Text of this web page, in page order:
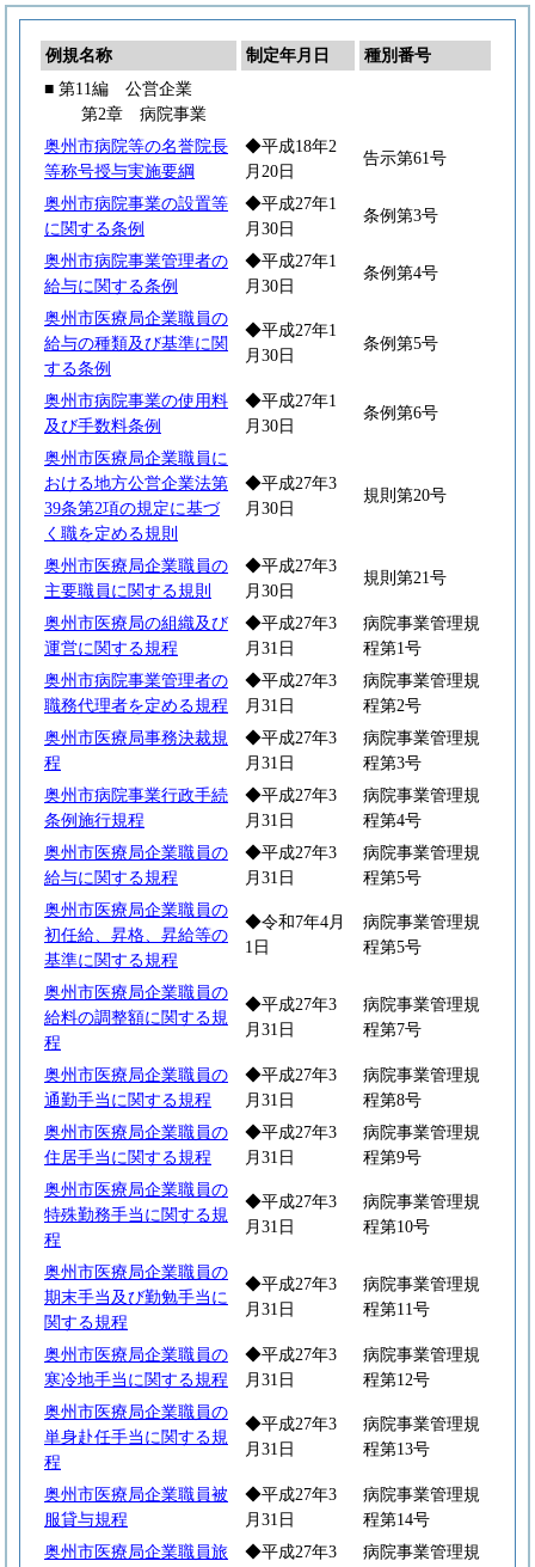
例規名称 制定年月日
種別番号
■ 第11編 公営企業
第2章 病院事業
奥州市病院等の名誉院長
等称号授与実施要綱
◆平成18年2
月20日
告示第61号
奥州市病院事業の設置等
に関する条例
◆平成27年1
月30日
条例第3号
奥州市病院事業管理者の
給与に関する条例
◆平成27年1
月30日
条例第4号
奥州市医療局企業職員の
給与の種類及び基準に関
する条例
◆平成27年1
月30日
条例第5号
奥州市病院事業の使用料
及び手数料条例
◆平成27年1
月30日
条例第6号
奥州市医療局企業職員に
おける地方公営企業法第
39条第2項の規定に基づ
く職を定める規則
◆平成27年3
月30日
規則第20号
奥州市医療局企業職員の
主要職員に関する規則
◆平成27年3
月30日
規則第21号
奥州市医療局の組織及び
運営に関する規程
◆平成27年3
月31日
病院事業管理規
程第1号
奥州市病院事業管理者の
職務代理者を定める規程
◆平成27年3
月31日
病院事業管理規
程第2号
奥州市医療局事務決裁規
程
◆平成27年3
月31日
病院事業管理規
程第3号
奥州市病院事業行政手続
条例施行規程
◆平成27年3
月31日
病院事業管理規
程第4号
奥州市医療局企業職員の
給与に関する規程
◆平成27年3
月31日
病院事業管理規
程第5号
奥州市医療局企業職員の
初任給、昇格、昇給等の
基準に関する規程
◆令和7年4月
1日
病院事業管理規
程第5号
奥州市医療局企業職員の
給料の調整額に関する規
程
◆平成27年3
月31日
病院事業管理規
程第7号
奥州市医療局企業職員の
通勤手当に関する規程
◆平成27年3
月31日
病院事業管理規
程第8号
奥州市医療局企業職員の
住居手当に関する規程
◆平成27年3
月31日
病院事業管理規
程第9号
奥州市医療局企業職員の
特殊勤務手当に関する規
程
◆平成27年3
月31日
病院事業管理規
程第10号
奥州市医療局企業職員の
期末手当及び勤勉手当に
関する規程
◆平成27年3
月31日
病院事業管理規
程第11号
奥州市医療局企業職員の
寒冷地手当に関する規程
◆平成27年3
月31日
病院事業管理規
程第12号
奥州市医療局企業職員の
単身赴任手当に関する規
程
◆平成27年3
月31日
病院事業管理規
程第13号
奥州市医療局企業職員被
服貸与規程
◆平成27年3
月31日
病院事業管理規
程第14号
奥州市医療局企業職員旅
◆平成27年3
病院事業管理規